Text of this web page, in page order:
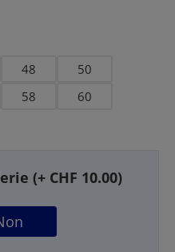
48
50
58
60
(+ CHF 10.00)